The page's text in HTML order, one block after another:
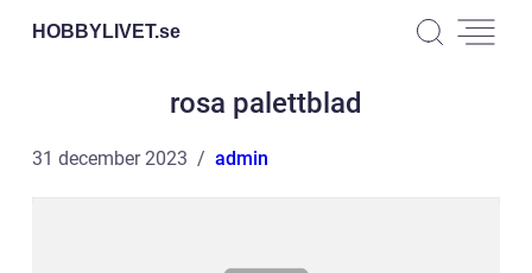
HOBBYLIVET.se
rosa palettblad
31 december 2023 admin